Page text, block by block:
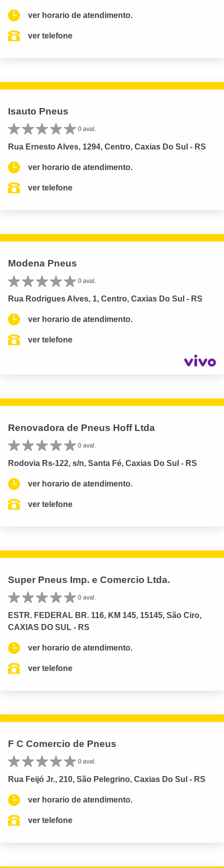
ver horario de atendimento.
ver telefone
Isauto Pneus
0 aval.
Rua Ernesto Alves, 1294, Centro, Caxias Do Sul - RS
ver horario de atendimento.
ver telefone
Modena Pneus
0 aval.
Rua Rodrigues Alves, 1, Centro, Caxias Do Sul - RS
ver horario de atendimento.
ver telefone
Renovadora de Pneus Hoff Ltda
0 aval.
Rodovia Rs-122, s/n, Santa Fé, Caxias Do Sul - RS
ver horario de atendimento.
ver telefone
Super Pneus Imp. e Comercio Ltda.
0 aval.
ESTR. FEDERAL BR. 116, KM 145, 15145, São Ciro,
CAXIAS DO SUL - RS
ver horario de atendimento.
ver telefone
F C Comercio de Pneus
0 aval.
Rua Feijó Jr., 210, São Pelegrino, Caxias Do Sul - RS
ver horario de atendimento.
ver telefone